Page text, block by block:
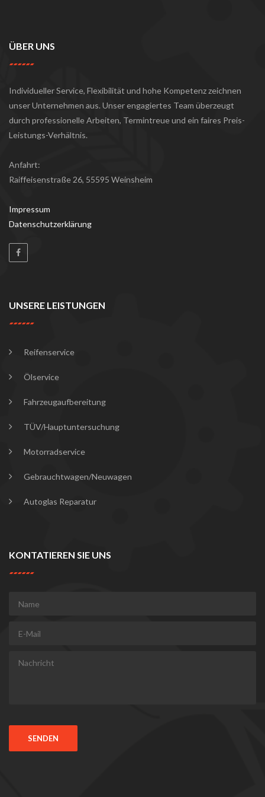
ÜBER UNS
Individueller Service, Flexibilität und hohe Kompetenz zeichnen
unser Unternehmen aus. Unser engagiertes Team überzeugt
durch professionelle Arbeiten, Termintreue und ein faires Preis-
Leistungs-Verhältnis.
Anfahrt:
Raiffeisenstraße 26, 55595 Weinsheim
Impressum
Datenschutzerklärung
UNSERE LEISTUNGEN
Reifenservice
Ölservice
Fahrzeugaufbereitung
TÜV/Hauptuntersuchung
Motorradservice
Gebrauchtwagen/Neuwagen
Autoglas Reparatur
KONTATIEREN SIE UNS